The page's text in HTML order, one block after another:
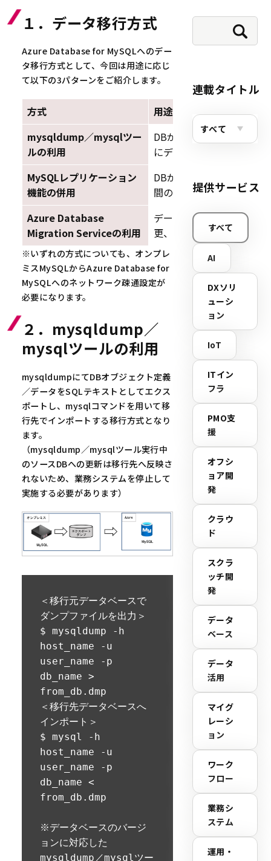
１．データ移行方式
Azure Database for MySQLへのデー
タ移行方式として、今回は用途に応じ
て以下の3パターンをご紹介します。
方式
用途
mysqldump／mysqlツー
ルの利用
DBが同一構成でデータ量
にデータ移行を行いたい
MySQLレプリケーション
機能の併用
DBが同一構成でデータ量
間の短縮が必要となる場合
Azure Database
Migration Serviceの利用
データ量が多く、カラム
更、バージョン差異があ
※いずれの方式についても、オンプレ
ミスMySQLからAzure Database for
MySQLへのネットワーク疎通設定が
必要になります。
２．mysqldump／
mysqlツールの利用
mysqldumpにてDBオブジェクト定義
／データをSQLテキストとしてエクス
ポートし、mysqlコマンドを用いて移
行先でインポートする移行方式となり
ます。
（mysqldump／mysqlツール実行中
のソースDBへの更新は移行先へ反映さ
れないため、業務システムを停止して
実施する必要があります）
＜移行元データベースで
ダンプファイルを出力＞
$ mysqldump -h
host_name -u
user_name -p
db_name >
from_db.dmp
＜移行先データベースへ
インポート＞
$ mysql -h
host_name -u
user_name -p
db_name <
from_db.dmp
※データベースのバージ
ョンに対応した
mysqldump／mysqlツー
連載タイトル
提供サービス
すべて
AI
DXソリ
ューシ
ョン
IoT
ITイン
フラ
PMO支
援
オフシ
ョア開
発
クラウ
ド
スクラ
ッチ開
発
データ
ベース
データ
活用
マイグ
レーシ
ョン
ワーク
フロー
業務シ
ステム
運用・